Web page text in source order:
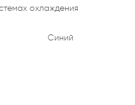
охлаждения
Синий